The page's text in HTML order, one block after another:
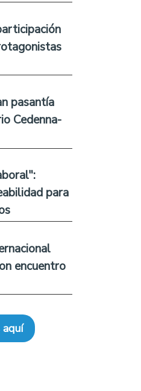
pasantía
Cedenna-
para
encuentro
aquí